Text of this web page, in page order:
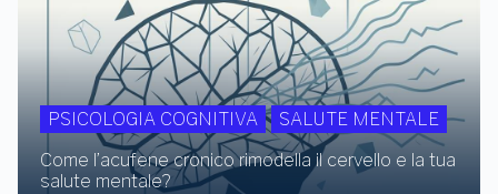
PSICOLOGIA COGNITIVA
SALUTE MENTALE
Come l’acufene cronico rimodella il cervello e la tua
salute mentale?